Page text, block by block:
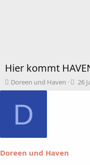
Hier kommt
T
h
a
Doreen und Haven
B
e
26
D
Doreen und Haven